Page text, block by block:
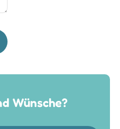
Wünsche?